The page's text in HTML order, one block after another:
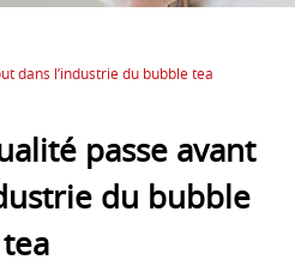
dans l’industrie du bubble tea
passe avant
du bubble
tea